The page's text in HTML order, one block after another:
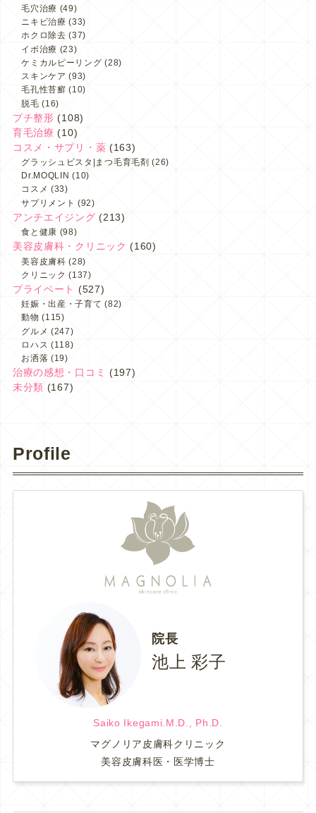
毛穴治療 (49)
ニキビ治療 (33)
ホクロ除去 (37)
イボ治療 (23)
ケミカルピーリング (28)
スキンケア (93)
毛孔性苔癬 (10)
脱毛 (16)
プチ整形 (108)
育毛治療 (10)
コスメ・サプリ・薬 (163)
グラッシュビスタ|まつ毛育毛剤 (26)
Dr.MOQLIN (10)
コスメ (33)
サプリメント (92)
アンチエイジング (213)
食と健康 (98)
美容皮膚科・クリニック (160)
美容皮膚科 (28)
クリニック (137)
プライベート (527)
妊娠・出産・子育て (82)
動物 (115)
グルメ (247)
ロハス (118)
お洒落 (19)
治療の感想・口コミ
(197)
未分類 (167)
Profile
院長
池上 彩子
Saiko Ikegami.M.D., Ph.D.
マグノリア皮膚科クリニック
美容皮膚科医・医学博士